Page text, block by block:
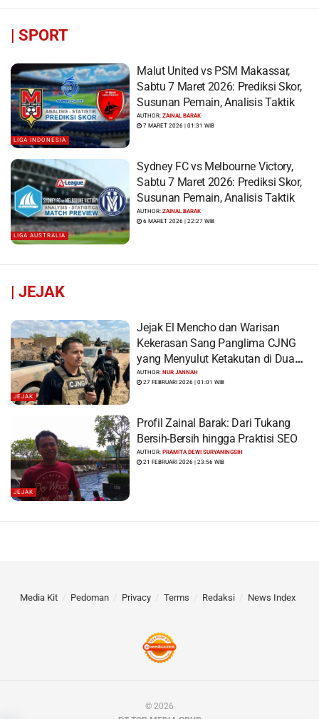
| SPORT
LIGA INDONESIA
Malut United vs PSM Makassar,
Sabtu 7 Maret 2026: Prediksi Skor,
Susunan Pemain, Analisis Taktik
AUTHOR:ZAINAL BARAK
7 MARET 2026 | 01:31 WIB
LIGA AUSTRALIA
Sydney FC vs Melbourne Victory,
Sabtu 7 Maret 2026: Prediksi Skor,
Susunan Pemain, Analisis Taktik
AUTHOR:ZAINAL BARAK
6 MARET 2026 | 22:27 WIB
| JEJAK
JEJAK
Jejak El Mencho dan Warisan
Kekerasan Sang Panglima CJNG
yang Menyulut Ketakutan di Dua
Benua
AUTHOR:NUR JANNAH
27 FEBRUARI 2026 | 01:01 WIB
JEJAK
Profil Zainal Barak: Dari Tukang
Bersih-Bersih hingga Praktisi SEO
AUTHOR:PRAMITA DEWI SURYANINGSIH
21 FEBRUARI 2026 | 23:56 WIB
Media Kit Pedoman Privacy Terms Redaksi News Index
© 2026